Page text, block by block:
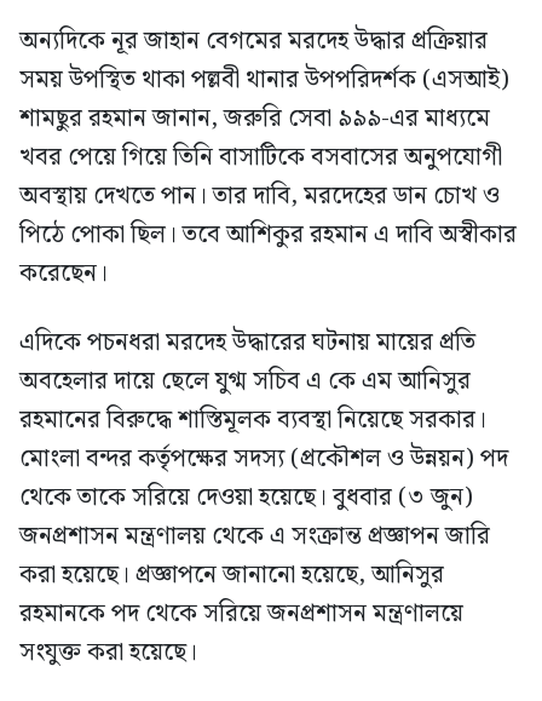
অন্যদিকে নূর জাহান বেগমের মরদেহ উদ্ধার প্রক্রিয়ার
সময় উপস্থিত থাকা পল্লবী থানার উপপরিদর্শক (এসআই)
শামছুর রহমান জানান, জরুরি সেবা ৯৯৯-এর মাধ্যমে
খবর পেয়ে গিয়ে তিনি বাসাটিকে বসবাসের অনুপযোগী
অবস্থায় দেখতে পান। তার দাবি, মরদেহের ডান চোখ ও
পিঠে পোকা ছিল। তবে আশিকুর রহমান এ দাবি অস্বীকার
করেছেন।
এদিকে পচনধরা মরদেহ উদ্ধারের ঘটনায় মায়ের প্রতি
অবহেলার দায়ে ছেলে যুগ্ম সচিব এ কে এম আনিসুর
রহমানের বিরুদ্ধে শাস্তিমূলক ব্যবস্থা নিয়েছে সরকার।
মোংলা বন্দর কর্তৃপক্ষের সদস্য (প্রকৌশল ও উন্নয়ন) পদ
থেকে তাকে সরিয়ে দেওয়া হয়েছে। বুধবার (৩ জুন)
জনপ্রশাসন মন্ত্রণালয় থেকে এ সংক্রান্ত প্রজ্ঞাপন জারি
করা হয়েছে। প্রজ্ঞাপনে জানানো হয়েছে, আনিসুর
রহমানকে পদ থেকে সরিয়ে জনপ্রশাসন মন্ত্রণালয়ে
সংযুক্ত করা হয়েছে।